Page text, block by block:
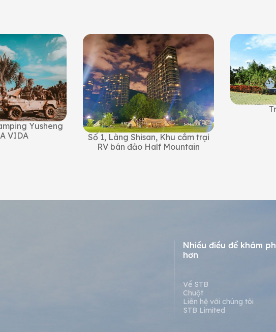
Yusheng
VIDA
Số 1, Làng Shisan, Khu cắm trại
RV bán đảo Half Mountain
Nhiều điều để khám
hơn
Về STB
Chuột
Liên hệ với chúng tôi
STB Limited